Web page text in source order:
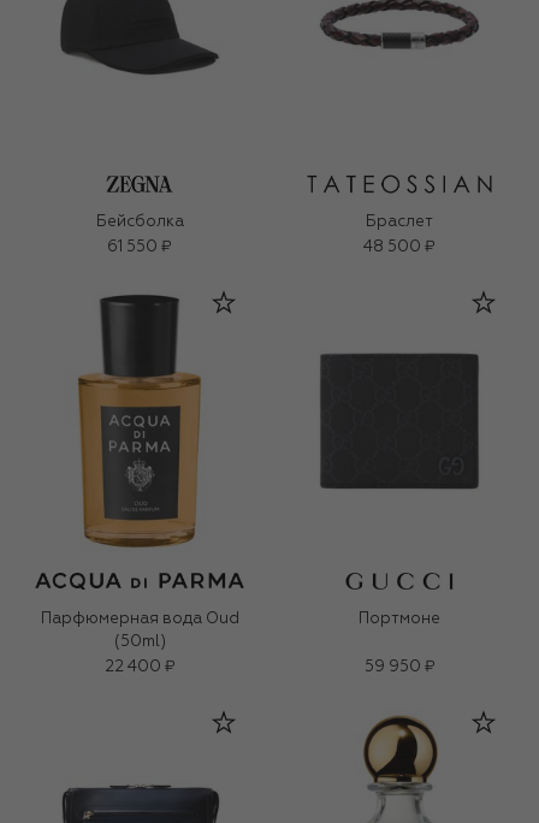
Бейсболка
61 550 ₽
Браслет
48 500 ₽
Парфюмерная вода Oud
(50ml)
22 400 ₽
Портмоне
59 950 ₽